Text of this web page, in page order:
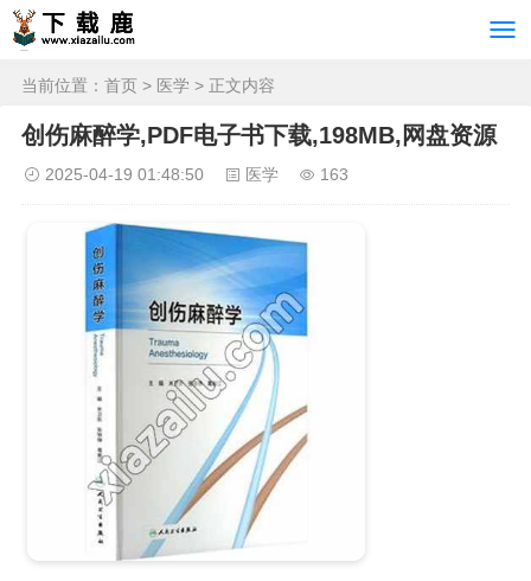
当前位置： 首页 > 医学 > 正文内容
创伤麻醉学,PDF电子书下载,198MB,网盘资源
2025-04-19 01:48:50 医学 163